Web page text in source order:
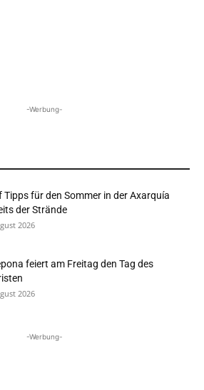
-Werbung-
Tipps für den Sommer in der Axarquía
der Strände
2026
feiert am Freitag den Tag des
2026
-Werbung-